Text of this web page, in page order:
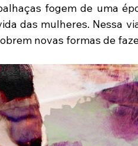
fogem de uma
das mulheres. Nessa
novas formas de